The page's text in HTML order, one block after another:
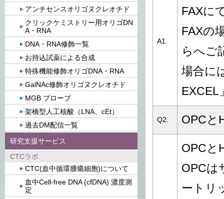
アンチセンスオリゴヌクレオチド
クリックケミストリー用オリゴDN
A・RNA
DNA・RNA修飾一覧
お持込試薬による合成
特殊機能修飾オリゴDNA・RNA
GalNAc修飾オリゴヌクレオチド
MGB プローブ
架橋型人工核酸（LNA、cEt）
過去DM配信一覧
研究支援サービス
CTCラボ
CTC(血中循環腫瘍細胞)について
血中Cell-free DNA (cfDNA) 濃度測
定
A1.
FAXに
FAXの
らへご
場合に
Q2. OPCと
OPCと
OPCは
ートリ